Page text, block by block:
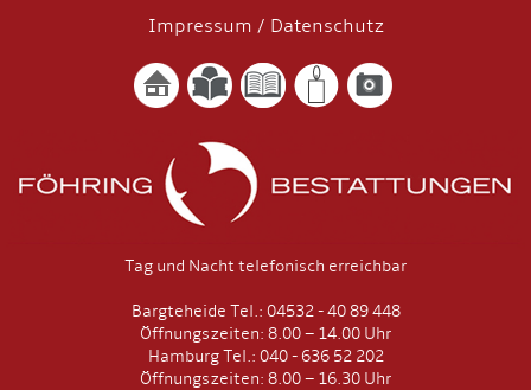
Impressum / Datenschutz
Tag und Nacht telefonisch erreichbar
Bargteheide Tel.: 04532 - 40 89 448
Öffnungszeiten: 8.00 – 14.00 Uhr
Hamburg Tel.: 040 - 636 52 202
Öffnungszeiten: 8.00 – 16.30 Uhr